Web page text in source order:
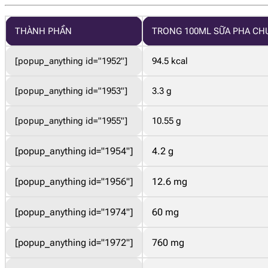
THÀNH PHẦN TRONG 100ML SỮA PHA
[popup_anything id="1952"] 94.5 kcal
[popup_anything id="1953"] 3.3 g
[popup_anything id="1955"] 10.55 g
[popup_anything id="1954"] 4.2 g
[popup_anything id="1956"] 12.6 mg
[popup_anything id="1974"] 60 mg
[popup_anything id="1972"] 760 mg